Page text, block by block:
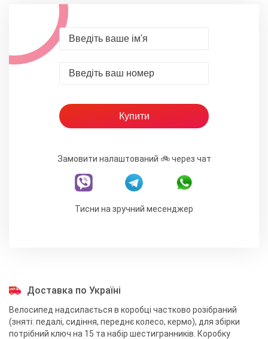
Замовити налаштований 🚲 через чат
Тисни на зручний месенджер
Доставка по Україні
Велосипед надсилається в коробці частково розібраний
(зняті: педалі, сидіння, переднє колесо, кермо), для збірки
потрібний ключ на 15 та набір шестигранників. Коробку